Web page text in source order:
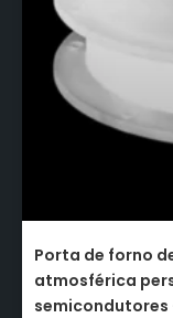
Porta de forno
atmosférica
semicondutores